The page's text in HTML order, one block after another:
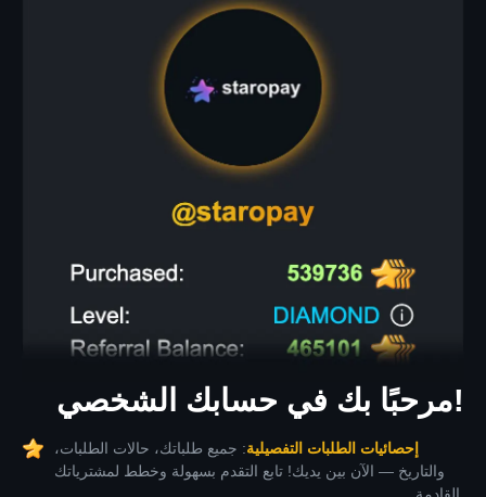
مرحبًا بك في حسابك الشخصي!
إحصائيات الطلبات التفصيلية: جميع طلباتك، حالات الطلبات،
والتاريخ — الآن بين يديك! تابع التقدم بسهولة وخطط لمشترياتك